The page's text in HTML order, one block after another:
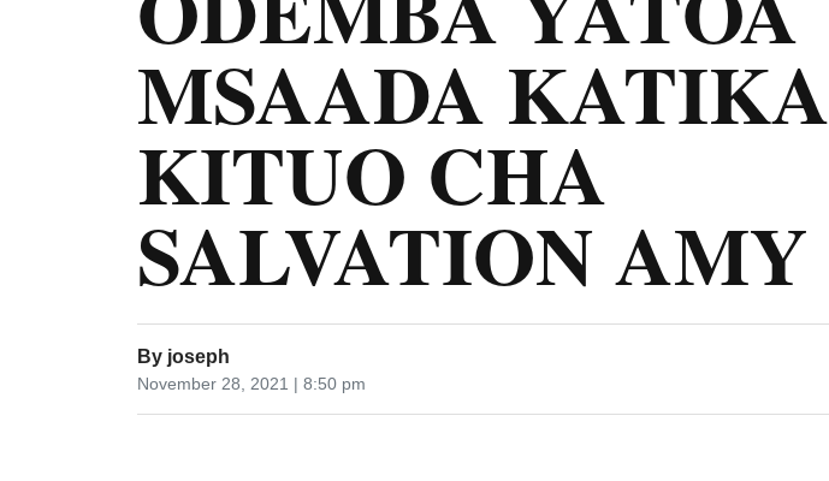
MSAADA KATIKA
KITUO CHA
SALVATION AMY
By joseph
November 28, 2021 | 8:50 pm